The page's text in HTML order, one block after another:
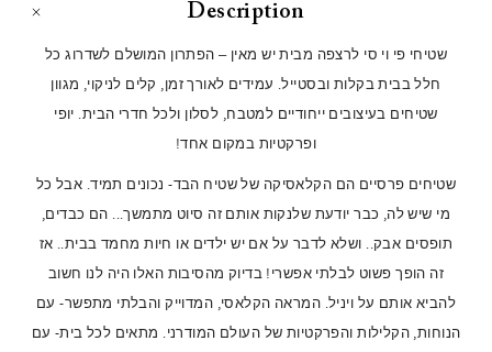
Description
שטיחי פי וי סי לרצפה מבית יש מאין – הפתרון המושלם לשדרוג כל
חלל בבית בקלות ובסטייל. עמידים לאורך זמן, קלים לניקוי, מגוון
שטיחים בעיצובים ייחודיים למטבח, לסלון ולכל חדרי הבית. יופי
ופרקטיות במקום אחד!
שטיחים פרסיים הם הקלאסיקה של שטיח הבד- נכונים תמיד. אבל כל
מי שיש לה, כבר יודעת שלנקות אותם זה סיוט מתמשך... הם כבדים,
תופסים אבק.. ושלא לדבר על אם יש ילדים או חיות מחמד בבית.. אז
זה הופך פשוט לבלתי אפשרי! בדיוק מהסיבות האלו היה לנו חשוב
להביא אותם על ויניל. המראה הקלאסי, המדוייק והבלתי מתפשר- עם
הנוחות, הקלילות והפרקטיות של העולם המודרני. מתאים לכל בית- עם